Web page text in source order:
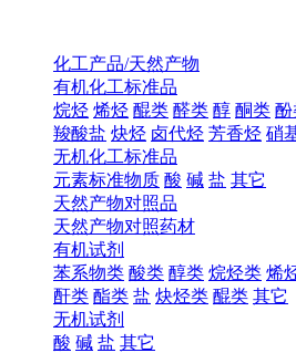
化工产品/天然产物
有机化工标准品
烷烃 烯烃 醌类 醛类 醇 酮类 酚
羧酸盐 炔烃 卤代烃 芳香烃 硝
无机化工标准品
元素标准物质 酸 碱 盐 其它
天然产物对照品
天然产物对照药材
有机试剂
苯系物类 酸类 醇类 烷烃类 烯
酐类 酯类 盐 炔烃类 醌类 其它
无机试剂
酸 碱 盐 其它